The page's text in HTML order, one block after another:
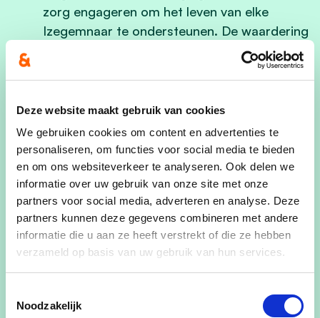
Deze website maakt gebruik van cookies
We gebruiken cookies om content en advertenties te
personaliseren, om functies voor social media te bieden
en om ons websiteverkeer te analyseren. Ook delen we
informatie over uw gebruik van onze site met onze
partners voor social media, adverteren en analyse. Deze
partners kunnen deze gegevens combineren met andere
informatie die u aan ze heeft verstrekt of die ze hebben
verzameld op basis van uw gebruik van hun services.
Noodzakelijk
zorg engageren om het leven van elke
Izegemnaar te ondersteunen. De waardering
van de stad voor dat essentieel stukje beleid
mag zich ook in centen vertalen. Daarom
gaan we aan de slag met de adviezen die ze
ons meegeven.
Izegem ondersteunt ouders actief bij het
vinden van kinderopvang en
buitenschoolse opvang.Ondanks een
daling in subsidies blijft de stad zich inzetten
om voldoende en kwalitatieve
opvangplaatsen te voorzien. We moeten
verder inzetten op een sterk lokaal beleid
voor buitenschoolse opvang en activiteiten,
in nauwe samenwerking met ouders, scholen